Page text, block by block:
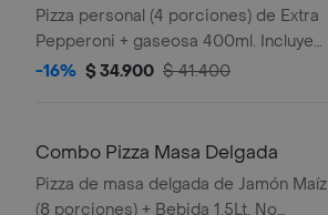
Pizza personal (4 porciones) de Extra
Pepperoni + gaseosa 400ml. Incluye
Salsa de Ajo, Sazonador Pimienta
-16% $ 34.900 $ 41.400
Combo Pizza Masa Delgada
Pizza de masa delgada de Jamón Maíz
(8 porciones) + Bebida 1.5Lt. No